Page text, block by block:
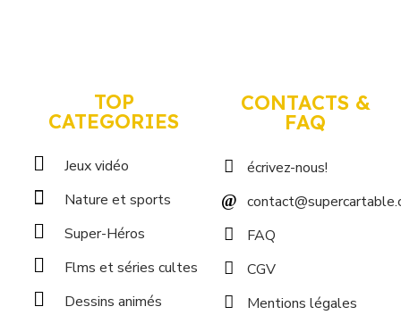
TOP
CATEGORIES
Jeux vidéo
Nature et sports
Super-Héros
Flms et séries cultes
Dessins animés
CONTACTS &
FAQ
écrivez-nous!
FAQ
CGV
Mentions légales